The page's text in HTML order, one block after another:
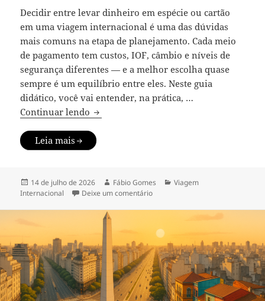
Decidir entre levar dinheiro em espécie ou cartão
em uma viagem internacional é uma das dúvidas
mais comuns na etapa de planejamento. Cada meio
de pagamento tem custos, IOF, câmbio e níveis de
segurança diferentes — e a melhor escolha quase
sempre é um equilíbrio entre eles. Neste guia
didático, você vai entender, na prática, …
Continuar lendo Dinheiro em espécie ou cartão? Guia
Leia mais
Publicado
em
14 de julho de 2026 Autor
Fábio Gomes Categorias
Viagem
Internacional
Deixe um comentárioem Dinheiro em espécie ou